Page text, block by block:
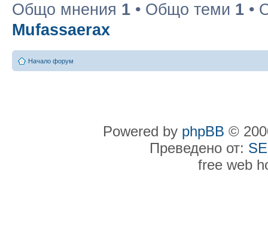
Общо мнения 1 • Общо теми 1 •
Mufassaerax
Начало форум
Powered by phpBB ©
Преведено от:
free web